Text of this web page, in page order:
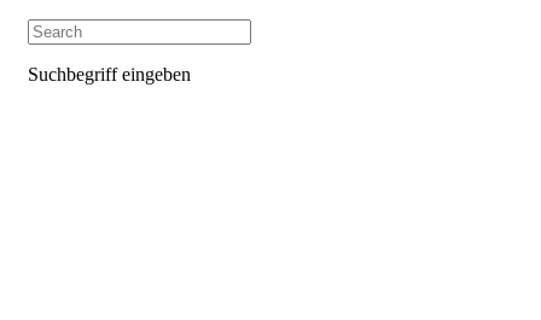
Suchbegriff eingeben